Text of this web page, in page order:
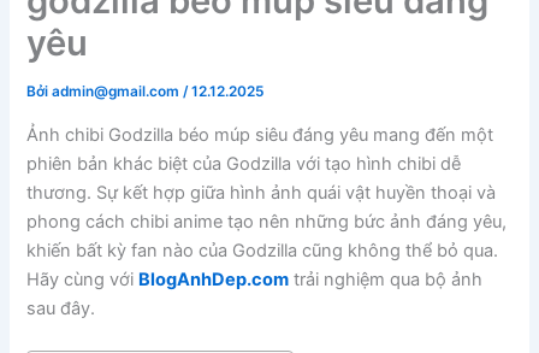
yêu
Bởiadmin@gmail.com/12.12.2025
Ảnh chibi Godzilla béo múp siêu đáng yêu mang đến một
phiên bản khác biệt của Godzilla với tạo hình chibi dễ
thương. Sự kết hợp giữa hình ảnh quái vật huyền thoại và
phong cách chibi anime tạo nên những bức ảnh đáng yêu,
khiến bất kỳ fan nào của Godzilla cũng không thể bỏ qua.
Hãy cùng với BlogAnhDep.com trải nghiệm qua bộ ảnh
sau đây.